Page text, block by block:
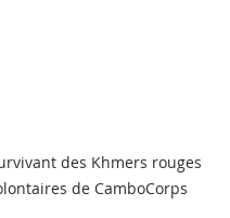
des Khmers rouges
de CamboCorps